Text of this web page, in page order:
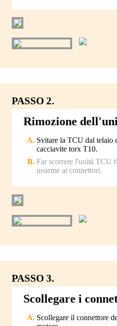
PASSO 2.
Rimozione
Svitare la TCU dal telaio
cacciavite torx T10.
Far scorrere l'unità TCU
insieme ai connettori.
PASSO 3.
Scollegare i
Scollegare il connettore